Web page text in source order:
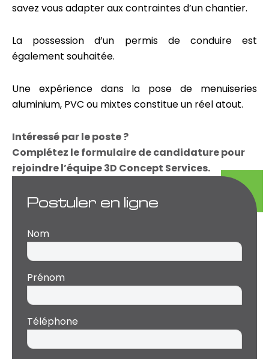
savez vous adapter aux contraintes d’un chantier.
La possession d’un permis de conduire est
également souhaitée.
Une expérience dans la pose de menuiseries
aluminium, PVC ou mixtes constitue un réel atout.
Intéressé par le poste ?
Complétez le formulaire de candidature pour
rejoindre l’équipe 3D Concept Services.
Postuler en ligne
Nom
Prénom
Téléphone